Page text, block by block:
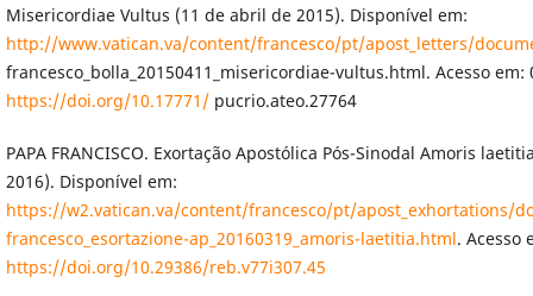
Misericordiae Vultus (11 de abril de 2015). Disponível em:
http://www.vatican.va/content/francesco/pt/apost_letters/
francesco_bolla_20150411_misericordiae-vultus.html. Acesso em:
https://doi.org/10.17771/pucrio.ateo.27764
PAPA FRANCISCO. Exortação Apostólica Pós-Sinodal Amoris
2016). Disponível em:
https://w2.vatican.va/content/francesco/pt/apost_exhortations/
francesco_esortazione-ap_20160319_amoris-laetitia.html. Acesso
https://doi.org/10.29386/reb.v77i307.45